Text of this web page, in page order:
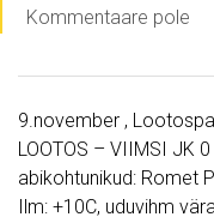
Kommentaare pole
9.november ,
LOOTOS – VIIMSI JK
abikohtunikud: Romet
Ilm: +10C, uduvihm